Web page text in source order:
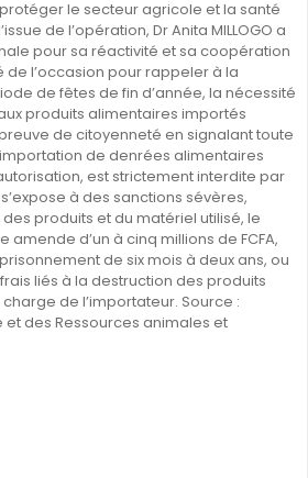
le secteur agricole et la santé
de l’opération, Dr Anita MILLOGO a
pour sa réactivité et sa coopération
de l’occasion pour rappeler à la
de fêtes de fin d’année, la nécessité
produits alimentaires importés
de citoyenneté en signalant toute
de denrées alimentaires
est strictement interdite par
à des sanctions sévères,
produits et du matériel utilisé, le
amende d’un à cinq millions de FCFA,
de six mois à deux ans, ou
liés à la destruction des produits
de l’importateur. Source :
et des Ressources animales et